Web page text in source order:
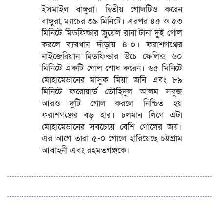
ইসমাইল বাঙ্গুরা। দ্বিতীয় গোলটিও করেন
বাঙ্গুরা, ম্যাচের ৩৯ মিনিটে। এরপর ৪৫ ও ৫৩
মিনিটে মিডফিল্ডার জুয়েল রানা টানা দুই গোল
করলে ব্যবধান দাঁড়ায় ৪-০। ফরাশগঞ্জের
নাইজেরিয়ান মিডফিল্ডার উচে ফেলিক্স ৬০
মিনিটে একটি গোল শোধ করেন। ৬৫ মিনিটে
মোহামেডানের মাসুক মিয়া জনি এবং ৮৯
মিনিটে ফরোয়ার্ড তৌহিদুল আলম সবুজ
আরও দুটি গোল করলে নিশ্চিত হয়
ফরাশগঞ্জের বড় হার। চলমান লিগে এটা
মোহামেডানের সবচেয়ে বেশি গোলের জয়।
এর আগে তারা ৫-০ গোলে হারিয়েছে চট্টগ্রাম
আবাহনী এবং রহমতগঞ্জকে।